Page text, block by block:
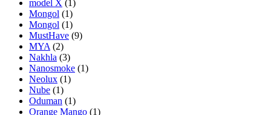
model X (1)
Mongol (1)
Mongol (1)
MustHave (9)
MYA (2)
Nakhla (3)
Nanosmoke (1)
Neolux (1)
Nube (1)
Oduman (1)
Orange Mango (1)